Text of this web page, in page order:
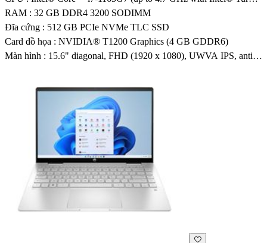
Boost Technology, 12 MB L3 cache, 4 cores)
RAM : 32 GB DDR4 3200 SODIMM
Đĩa cứng : 512 GB PCIe NVMe TLC SSD
Card đồ họa : NVIDIA® T1200 Graphics (4 GB GDDR6)
Màn hình : 15.6" diagonal, FHD (1920 x 1080), UWVA IPS, anti-